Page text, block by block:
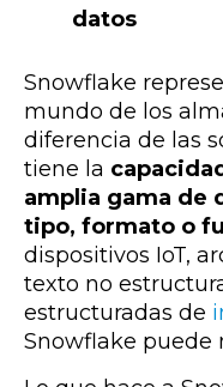
datos
Snowflake
mundo de los
diferencia de las
tiene la
amplia gama de
tipo, formato o
dispositivos IoT,
texto no
estructuradas de
Snowflake puede